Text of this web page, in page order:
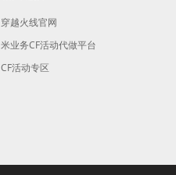
穿越火线官网
米业务CF活动代做平台
CF活动专区